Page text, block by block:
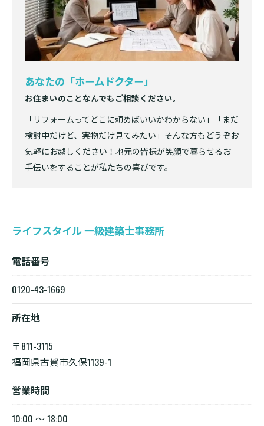
あなたの「ホームドクター」
お住まいのことなんでもご相談ください。
「リフォームってどこに頼めばいいかわからない」「まだ
検討中だけど、実物だけ見てみたい」そんな方もどうぞお
気軽にお越しください！地元の皆様が笑顔で暮らせるお
手伝いをすることが私たちの喜びです。
ライフスタイル 一級建築士事務所
電話番号
0120-43-1669
所在地
〒811-3115
福岡県古賀市久保1139-1
営業時間
10:00 ～ 18:00